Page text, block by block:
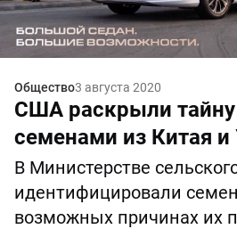
Общество3 августа 2020
США раскрыли
семенами из Китая и
В Министерстве
идентифицировали
возможных причинах их